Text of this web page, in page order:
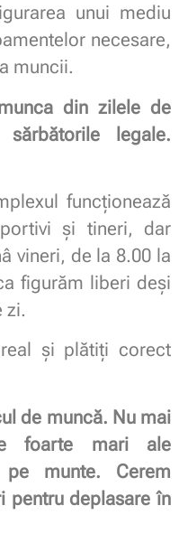
unui mediu
necesare,
muncii.
din zilele de
legale.
funcționează
și tineri, dar
vineri, de la 8.00 la
figurăm liberi deși
zi.
și plătiți corect
de muncă. Nu mai
foarte mari ale
munte. Cerem
pentru deplasare în